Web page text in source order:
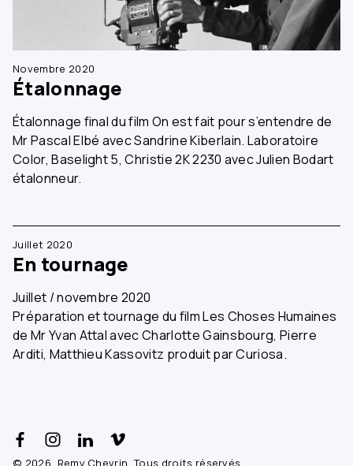
Novembre 2020
Étalonnage
Étalonnage final du film On est fait pour s’entendre de
Mr Pascal Elbé avec Sandrine Kiberlain. Laboratoire
Color, Baselight 5, Christie 2K 2230 avec Julien Bodart
étalonneur.
Juillet 2020
En tournage
Juillet / novembre 2020
Préparation et tournage du film Les Choses Humaines
de Mr Yvan Attal avec Charlotte Gainsbourg, Pierre
Arditi, Matthieu Kassovitz produit par Curiosa.
© 2026, Remy Chevrin, Tous droits réservés